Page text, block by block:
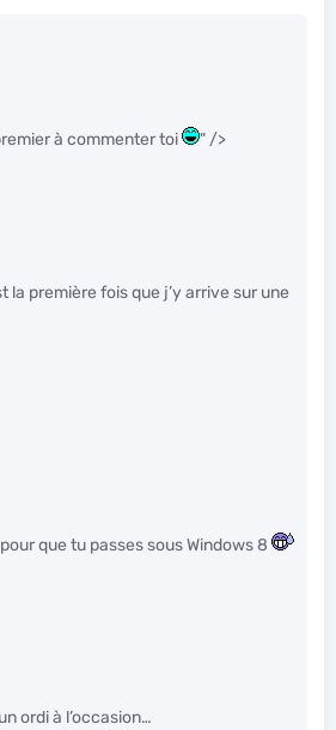
à commenter toi " />
la première fois que j’y arrive sur une
que tu passes sous Windows 8
ordi à l’occasion…